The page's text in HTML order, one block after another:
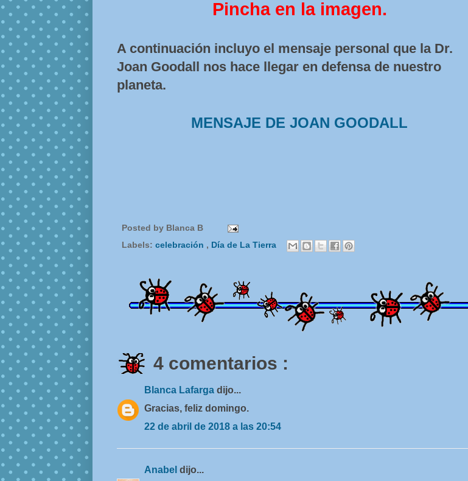
Pincha en la imagen.
A continuación incluyo el mensaje personal que la Dr.
Joan Goodall nos hace llegar en defensa de nuestro
planeta.
MENSAJE DE JOAN GOODALL
Posted by Blanca B
Labels: celebración , Día de La Tierra
4 comentarios :
Blanca Lafarga dijo...
Gracias, feliz domingo.
22 de abril de 2018 a las 20:54
Anabel dijo...